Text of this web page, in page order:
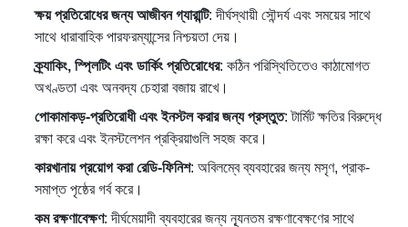
ক্ষয় প্রতিরোধের জন্য আজীবন গ্যারান্টি: দীর্ঘস্থায়ী সৌন্দর্য এবং সময়ের সাথে
সাথে ধারাবাহিক পারফরম্যান্সের নিশ্চয়তা দেয়।
ক্র্যাকিং, স্প্লিটিং এবং ডার্কিং প্রতিরোধের: কঠিন পরিস্থিতিতেও কাঠামোগত
অখণ্ডতা এবং অনবদ্য চেহারা বজায় রাখে।
পোকামাকড়-প্রতিরোধী এবং ইনস্টল করার জন্য প্রস্তুত: টার্মিট ক্ষতির বিরুদ্ধে
রক্ষা করে এবং ইনস্টলেশন প্রক্রিয়াগুলি সহজ করে।
কারখানায় প্রয়োগ করা রেডি-ফিনিশ: অবিলম্বে ব্যবহারের জন্য মসৃণ, প্রাক-
সমাপ্ত পৃষ্ঠের গর্ব করে।
কম রক্ষণাবেক্ষণ: দীর্ঘমেয়াদী ব্যবহারের জন্য ন্যূনতম রক্ষণাবেক্ষণের সাথে